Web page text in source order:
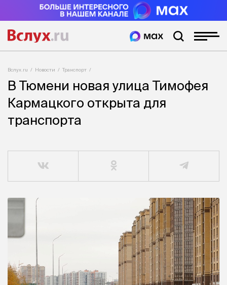
Вслух.ru Новости Транспорт
В Тюмени новая улица Тимофея
Кармацкого открыта для
транспорта